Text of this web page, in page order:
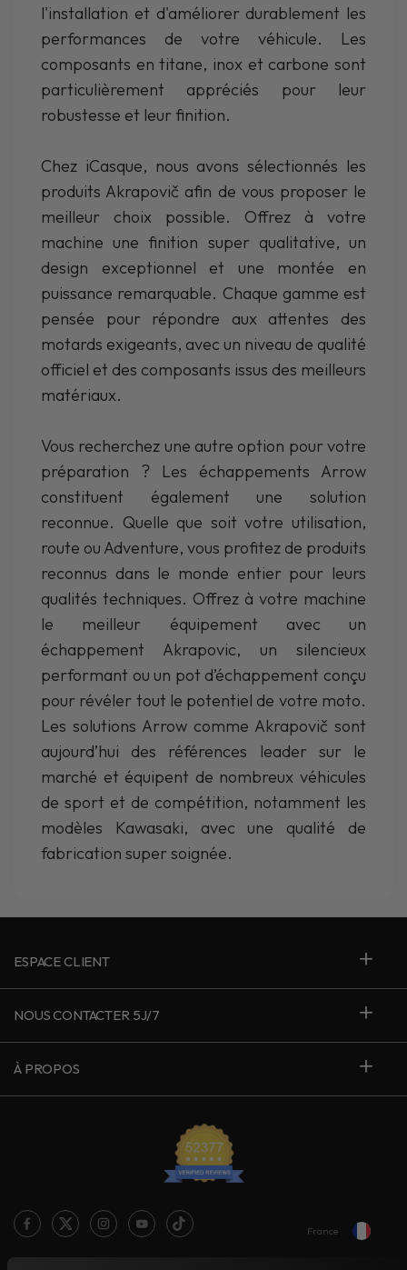
l'installation et d'améliorer durablement les
performances de votre véhicule. Les
composants en titane, inox et carbone sont
particulièrement appréciés pour leur
robustesse et leur finition.
Chez iCasque, nous avons sélectionnés les
produits Akrapovič afin de vous proposer le
meilleur choix possible. Offrez à votre
machine une finition super qualitative, un
design exceptionnel et une montée en
puissance remarquable. Chaque gamme est
pensée pour répondre aux attentes des
motards exigeants, avec un niveau de qualité
officiel et des composants issus des meilleurs
matériaux.
Vous recherchez une autre option pour votre
préparation ? Les échappements Arrow
constituent également une solution
reconnue. Quelle que soit votre utilisation,
route ou Adventure, vous profitez de produits
reconnus dans le monde entier pour leurs
qualités techniques. Offrez à votre machine
le meilleur équipement avec un
échappement Akrapovic, un silencieux
performant ou un pot d’échappement conçu
pour révéler tout le potentiel de votre moto.
Les solutions Arrow comme Akrapovič sont
aujourd’hui des références leader sur le
marché et équipent de nombreux véhicules
de sport et de compétition, notamment les
modèles Kawasaki, avec une qualité de
fabrication super soignée.
ESPACE CLIENT
NOUS CONTACTER 5J/7
À PROPOS
France